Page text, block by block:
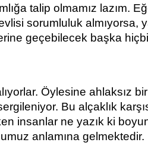
talip olmamız lazım.
sorumluluk almıyorsa,
geçebilecek başka
Öylesine ahlaksız
Bu alçaklık
insanlar ne yazık ki
anlamına gelmektedir.